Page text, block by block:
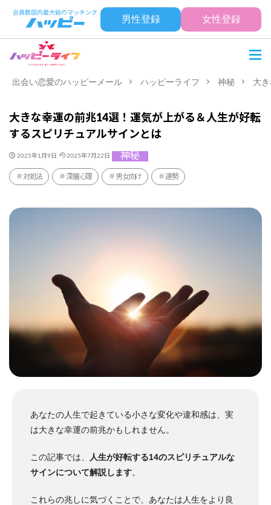
男性登録 女性登録
出会い恋愛のハッピーメール ハッピーライフ 神秘 大
大きな幸運の前兆14選！運気が上がる＆人生が好転
するスピリチュアルサインとは
2025年1月9日 2025年7月22日 神秘
対処法 深層心理 男女向け 運勢
あなたの人生で起きている小さな変化や違和感は、実
は大きな幸運の前兆かもしれません。
この記事では、
人生が好転する14のスピリチュアルな
サインについて解説します。
これらの兆しに気づくことで、あなたは人生をより良